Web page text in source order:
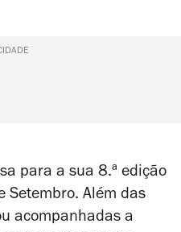
para a sua 8.ª edição
Setembro. Além das
acompanhadas a